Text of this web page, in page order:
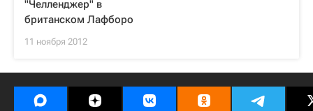
"Челленджер" в
британском Лафборо
11 ноября 2012